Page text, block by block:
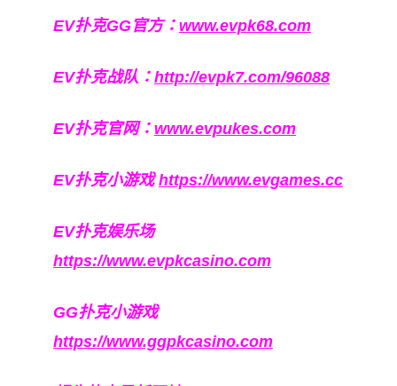
EV扑克GG官方： www.evpk68.com
EV扑克战队： http://evpk7.com/96088
EV扑克官网： www.evpukes.com
EV扑克小游戏https://www.evgames.cc
EV扑克娱乐场
https://www.evpkcasino.com
GG扑克小游戏
https://www.ggpkcasino.com